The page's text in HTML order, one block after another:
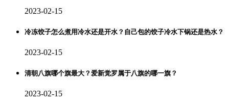
2023-02-15
冷冻饺子怎么煮用冷水还是开水？自己包的饺子冷水下锅还是热水？
2023-02-15
清朝八旗哪个旗最大？爱新觉罗属于八旗的哪一旗？
2023-02-15